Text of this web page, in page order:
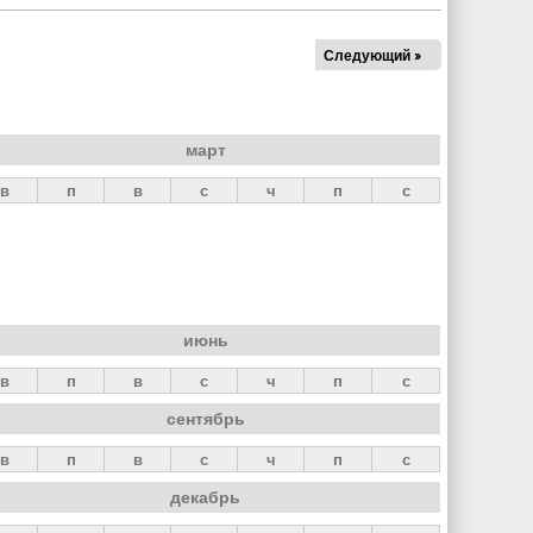
Следующий »
март
в п в с ч п с
июнь
в п в с ч п с
сентябрь
в п в с ч п с
декабрь